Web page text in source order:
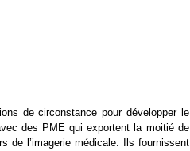
de circonstance pour développer le
des PME qui exportent la moitié de
de l’imagerie médicale. Ils fournissent